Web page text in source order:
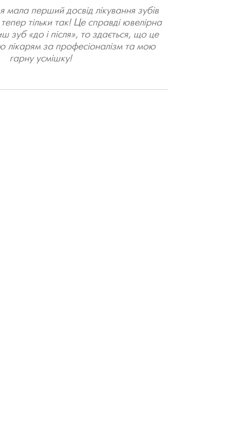
мала перший досвід лікування зубів
тільки так! Це справді ювелірна
зуб «до і після», то здається, що це
лікарям за професіоналізм та мою
гарну усмішку!